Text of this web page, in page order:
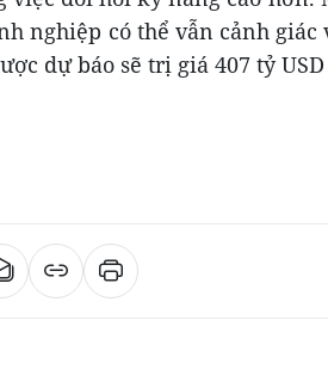
nghiệp có thể vẫn cảnh
dự báo sẽ trị giá 407 tỷ